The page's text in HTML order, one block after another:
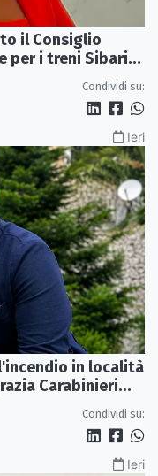
il Consiglio
per i treni Sibari-
Condividi su:
Ieri
in località
Carabinieri
Condividi su:
Ieri